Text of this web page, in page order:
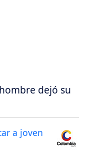
dejó su